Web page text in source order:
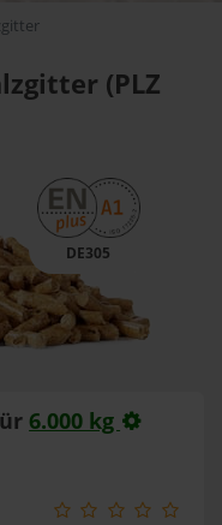
(PLZ
DE305
6.000 kg